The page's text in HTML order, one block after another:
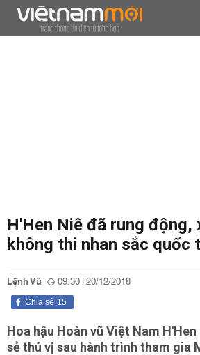
H'Hen Niê đã rung động,
không thi nhan sắc quốc
Lệnh Vũ 09:30 | 20/12/2018
15
Chia sẻ
Hoa hậu Hoàn vũ Việt Nam
sẻ thú vị sau hành trình tham gia